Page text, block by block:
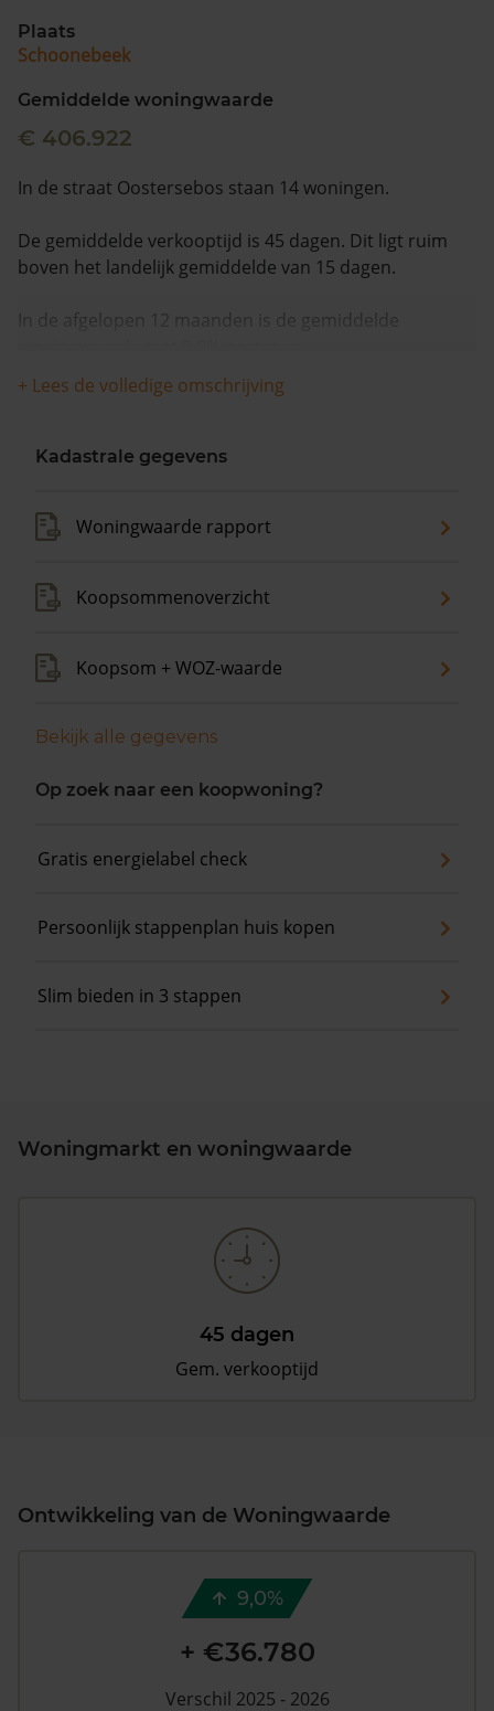
Plaats
Schoonebeek
Gemiddelde woningwaarde
€ 406.922
In de straat Oostersebos staan 14 woningen.
De gemiddelde verkooptijd is 45 dagen. Dit ligt ruim
boven het landelijk gemiddelde van 15 dagen.
In de afgelopen 12 maanden is de gemiddelde
+ Lees de volledige omschrijving
Kadastrale gegevens
Woningwaarde rapport
Koopsommenoverzicht
Koopsom + WOZ-waarde
Bekijk alle gegevens
Op zoek naar een koopwoning?
Gratis energielabel check
Persoonlijk stappenplan huis kopen
Slim bieden in 3 stappen
Woningmarkt en woningwaarde
45 dagen
Gem. verkooptijd
Ontwikkeling van de Woningwaarde
9,0%
+ €36.780
Verschil 2025 - 2026